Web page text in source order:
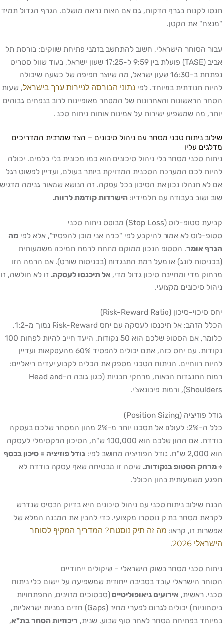
תנסו לקנות בגרף הדקות, גם אם האות נראה מושלם. הגרף הגדול תמיד
"מנצח" את הקטן.
עבור הסוחר הישראלי, חשוב להתחשב בזמני פתיחת שווקים: בורסת תל
אביב (TASE) פועלת בין 9:59 ל-17:25 שעון ישראל, בעוד שוול סטריט
נפתחת ב-16:30 שעון ישראל, מה שיוצר חפיפה של כשעה שיכולה
להיות תנודתית במיוחד. לפי נתוני הבורסה לניירות ערך בישראל, שעות
הסחר הראשונות והאחרונות של המסחר מאופיינות לרוב בנפחים גבוהים
יותר, מה שמשפיע ישירות על אמינות אותות ניתוח טכני.
שילוב ניתוח טכני מסחר עם ניהול סיכונים – הצד שמרבית המדריכים
מדלגים עליו
ניתוח טכני מסחר בלי ניהול סיכונים הוא כמו מכונית בלי בלמים. יכולה
להיות לכם המערכת הטכנית המדויקת ביותר בעולם, ועדיין לפשוט רגל
אם לא תנהלו נכון את הסיכון בכל עסקה. זה הנושא שמאור גנימה מדגיש
שוב ושוב בעבודה עם תלמידיו: הישרדות קודמת לרווח.
קביעת סטופ-לוס (Stop Loss) מבוסס ניתוח טכני
סטופ-לוס לא אמור להיקבע לפי "כמה אני מוכן להפסיד", אלא לפי מה
הגרף אומר. הסטופ הנכון ממוקם מתחת לרמת תמיכה משמעותית
(בכניסות לונג) או מעל רמת התנגדות (בכניסות שורט). אם הרמה הזו
מרחוק מדי ומחייבת סיכון גדול מדי, אל תיכנסו לעסקה. זו לא חולשה, זו
ניהול סיכונים מקצועי.
יחס סיכוי-סיכון (Risk-Reward Ratio)
הכלל הזהב: אל תיכנסו לעסקה עם יחס Risk-Reward נמוך מ-1:2.
כלומר, אם הסטופ שלכם הוא 50 נקודות, היעד חייב להיות לפחות 100
נקודות. עם יחס כזה, אתם יכולים להפסיד 60% מהעסקאות ועדיין
להיות רווחיים. הניתוח הטכני מספק את הכלים לקבוע יעדים ריאליים:
רמות התנגדות הבאות, מרחקי תבניות (כגון גובה ה-Head and
Shoulders), ורמות פיבונאצ'י.
גודל פוזיציה (Position Sizing)
כלל ה-2%: לעולם אל תסכנו יותר מ-2% מהון המסחר שלכם בעסקה
בודדת. אם ההון שלכם הוא 100,000 ש"ח, הסיכון המקסימלי לעסקה
הוא 2,000 ש"ח. גודל הפוזיציה מחושב לפי:
גודל פוזיציה = סיכון בכסף
÷ מרחק הסטופ בנקודות. שיטה זו מבטיחה שאף עסקה בודדת לא
תפגע משמעותית בהון הכולל.
הבנת שילוב ניתוח טכני עם ניהול סיכונים היא בדיוק הבסיס שנדרש
לקראת מסחר בתיק נוסטרו מקצועי. כדי להבין את המבנה המלא של
אפשרות זו, קראו: מה זה תיק נוסטרו? המדריך המקיף לסוחר
הישראלי 2026
.
ניתוח טכני מסחר בשוק הישראלי – שיקולים ייחודיים
הסוחר הישראלי עובד בסביבה ייחודית שמשפיעה על יישום כלי ניתוח
טכני. ראשית, אירועים גיאופוליטיים (סכסוכים מזוינים, התפתחויות
ביטחוניות) יכולים לגרום לפערי מחיר (Gaps) חדים במניות ישראליות,
במיוחד בפתיחת מסחר לאחר סוף שבוע. שנית, ריכוזיות הסחר בת"א,